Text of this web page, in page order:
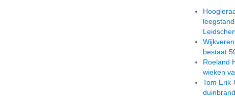
bestaat
Roeland
wieken
Tom